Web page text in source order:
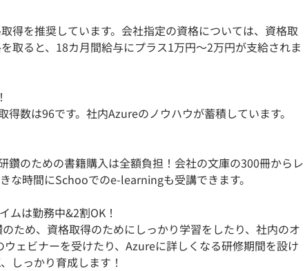
得を推奨しています。会社指定の資格については、資格取
取ると、18カ月間給与にプラス1万円〜2万円が支給されま
数は96です。社内Azureのノウハウが蓄積しています。
鑽のための書籍購入は全額負担！会社の文庫の300冊からレ
な時間にSchooでのe-learningも受講できます。
ムは勤務中&2割OK！
ため、資格取得のためにしっかり学習をしたり、社内のオ
ェビナーを受けたり、Azureに詳しくなる研修期間を設け
しっかり育成します！